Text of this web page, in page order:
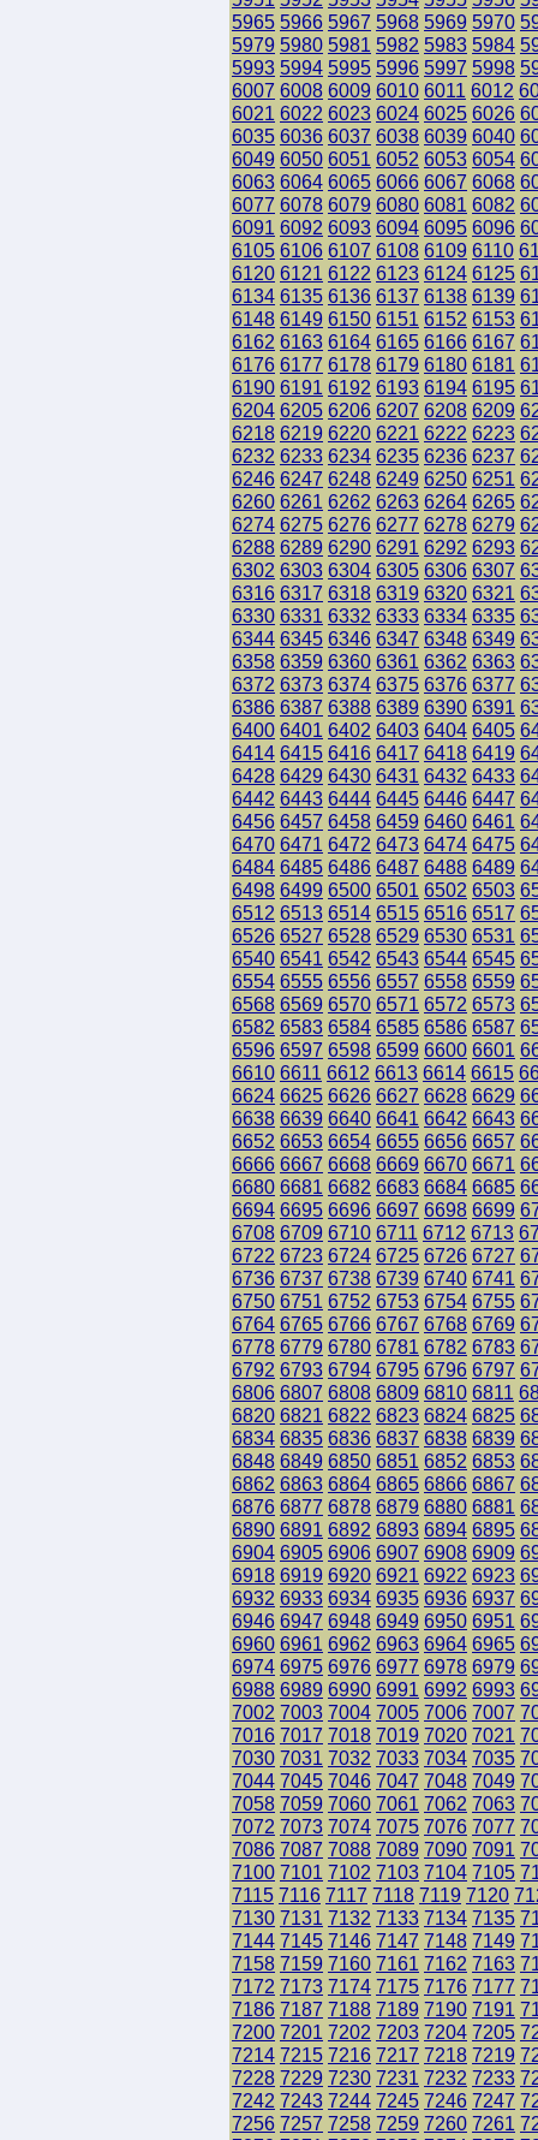
5965 5966 5967 5968 5969 5970
5979 5980 5981 5982 5983 5984
5993 5994 5995 5996 5997 5998
6007 6008 6009 6010 6011 6012
6021 6022 6023 6024 6025 6026
6035 6036 6037 6038 6039 6040
6049 6050 6051 6052 6053 6054
6063 6064 6065 6066 6067 6068
6077 6078 6079 6080 6081 6082
6091 6092 6093 6094 6095 6096
6105 6106 6107 6108 6109 6110
6120 6121 6122 6123 6124 6125
6134 6135 6136 6137 6138 6139
6148 6149 6150 6151 6152 6153
6162 6163 6164 6165 6166 6167
6176 6177 6178 6179 6180 6181
6190 6191 6192 6193 6194 6195
6204 6205 6206 6207 6208 6209
6218 6219 6220 6221 6222 6223
6232 6233 6234 6235 6236 6237
6246 6247 6248 6249 6250 6251
6260 6261 6262 6263 6264 6265
6274 6275 6276 6277 6278 6279
6288 6289 6290 6291 6292 6293
6302 6303 6304 6305 6306 6307
6316 6317 6318 6319 6320 6321
6330 6331 6332 6333 6334 6335
6344 6345 6346 6347 6348 6349
6358 6359 6360 6361 6362 6363
6372 6373 6374 6375 6376 6377
6386 6387 6388 6389 6390 6391
6400 6401 6402 6403 6404 6405
6414 6415 6416 6417 6418 6419
6428 6429 6430 6431 6432 6433
6442 6443 6444 6445 6446 6447
6456 6457 6458 6459 6460 6461
6470 6471 6472 6473 6474 6475
6484 6485 6486 6487 6488 6489
6498 6499 6500 6501 6502 6503
6512 6513 6514 6515 6516 6517
6526 6527 6528 6529 6530 6531
6540 6541 6542 6543 6544 6545
6554 6555 6556 6557 6558 6559
6568 6569 6570 6571 6572 6573
6582 6583 6584 6585 6586 6587
6596 6597 6598 6599 6600 6601
6610 6611 6612 6613 6614 6615
6624 6625 6626 6627 6628 6629
6638 6639 6640 6641 6642 6643
6652 6653 6654 6655 6656 6657
6666 6667 6668 6669 6670 6671
6680 6681 6682 6683 6684 6685
6694 6695 6696 6697 6698 6699
6708 6709 6710 6711 6712 6713
6722 6723 6724 6725 6726 6727
6736 6737 6738 6739 6740 6741
6750 6751 6752 6753 6754 6755
6764 6765 6766 6767 6768 6769
6778 6779 6780 6781 6782 6783
6792 6793 6794 6795 6796 6797
6806 6807 6808 6809 6810 6811
6820 6821 6822 6823 6824 6825
6834 6835 6836 6837 6838 6839
6848 6849 6850 6851 6852 6853
6862 6863 6864 6865 6866 6867
6876 6877 6878 6879 6880 6881
6890 6891 6892 6893 6894 6895
6904 6905 6906 6907 6908 6909
6918 6919 6920 6921 6922 6923
6932 6933 6934 6935 6936 6937
6946 6947 6948 6949 6950 6951
6960 6961 6962 6963 6964 6965
6974 6975 6976 6977 6978 6979
6988 6989 6990 6991 6992 6993
7002 7003 7004 7005 7006 7007
7016 7017 7018 7019 7020 7021
7030 7031 7032 7033 7034 7035
7044 7045 7046 7047 7048 7049
7058 7059 7060 7061 7062 7063
7072 7073 7074 7075 7076 7077
7086 7087 7088 7089 7090 7091
7100 7101 7102 7103 7104 7105
7115 7116 7117 7118 7119 7120
7130 7131 7132 7133 7134 7135
7144 7145 7146 7147 7148 7149
7158 7159 7160 7161 7162 7163
7172 7173 7174 7175 7176 7177
7186 7187 7188 7189 7190 7191
7200 7201 7202 7203 7204 7205
7214 7215 7216 7217 7218 7219
7228 7229 7230 7231 7232 7233
7242 7243 7244 7245 7246 7247
7256 7257 7258 7259 7260 7261